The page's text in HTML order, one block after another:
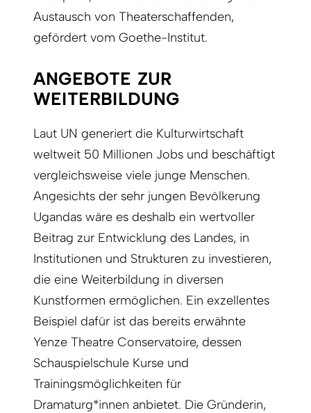
Austausch von Theaterschaffenden,
gefördert vom Goethe-Institut.
ANGEBOTE ZUR
WEITERBILDUNG
Laut UN generiert die Kulturwirtschaft
weltweit 50 Millionen Jobs und beschäftigt
vergleichsweise viele junge Menschen.
Angesichts der sehr jungen Bevölkerung
Ugandas wäre es deshalb ein wertvoller
Beitrag zur Entwicklung des Landes, in
Institutionen und Strukturen zu investieren,
die eine Weiterbildung in diversen
Kunstformen ermöglichen. Ein exzellentes
Beispiel dafür ist das bereits erwähnte
Yenze Theatre Conservatoire, dessen
Schauspielschule Kurse und
Trainingsmöglichkeiten für
Dramaturg*innen anbietet. Die Gründerin,